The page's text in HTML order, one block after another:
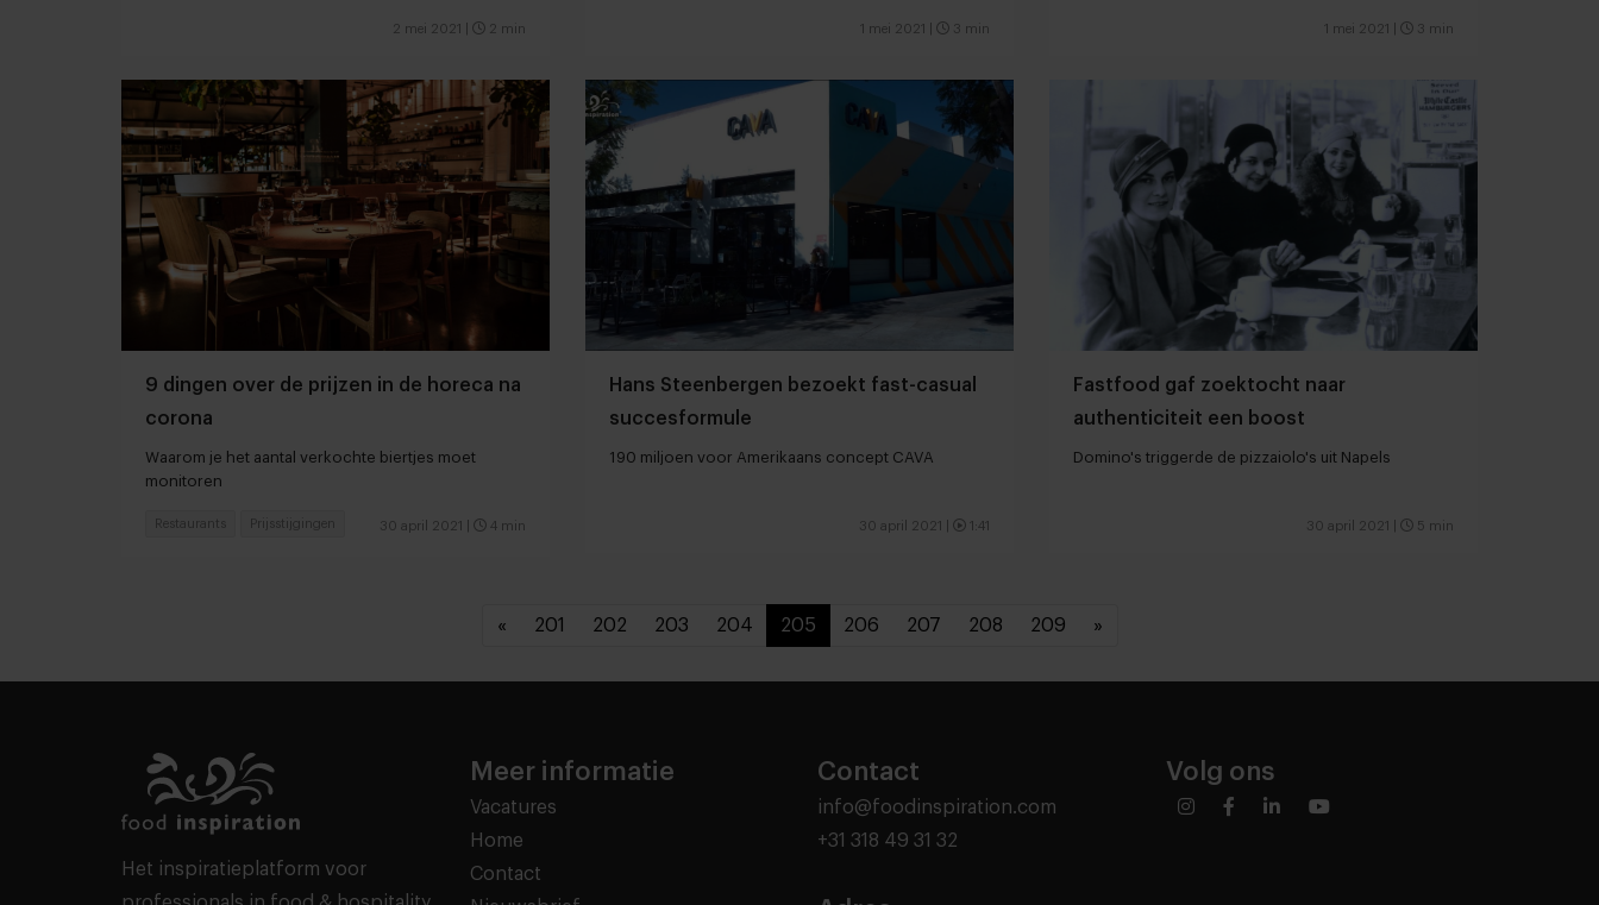
2 mei 2021 2 min 1 mei 2021 3 min 1 mei 2021 3 min
9 dingen over de prijzen in de horeca na
corona
Waarom je het aantal verkochte biertjes moet
monitoren
30 april 2021 4 min
Restaurants Prijsstijgingen
Hans Steenbergen bezoekt fast-casual
succesformule
190 miljoen voor Amerikaans concept CAVA
30 april 2021 1:41
Fastfood gaf zoektocht naar
authenticiteit een boost
Domino's triggerde de pizzaiolo's uit Napels
30 april 2021 5 min
« 201 202 203 204 205 206 207 208 209 »
Het inspiratieplatform voor
Meer informatie
Vacatures
Home
Contact
Contact
info@foodinspiration.com
+31 318 49 31 32
Volg ons